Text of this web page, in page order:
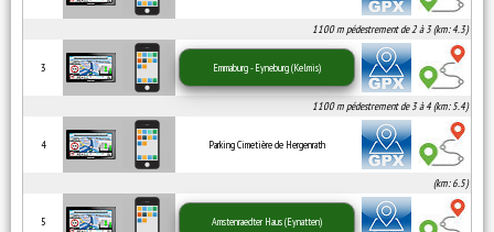
1100 m pédestrement de 2 à 3 (km: 4.3)
3 Emmaburg - Eyneburg (Kelmis)
1100 m pédestrement de 3 à 4 (km: 5.4)
4 Parking Cimetière de Hergenrath
(km: 6.5)
5 Amstenraedter Haus (Eynatten)